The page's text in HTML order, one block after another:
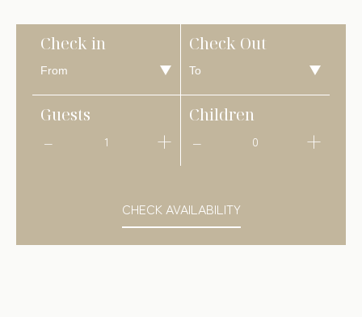
Check in Check Out
Guests
1
Children
0
CHECK AVAILABILITY